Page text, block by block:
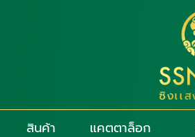
สินค้า แคตตาล็อก